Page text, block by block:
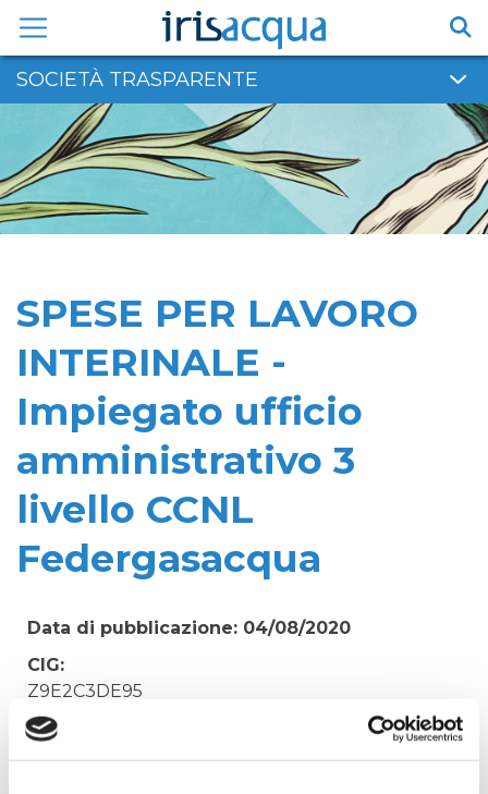
contenuto
SOCIETÀ TRASPARENTE
SPESE PER LAVORO
INTERINALE -
Impiegato ufficio
amministrativo 3
livello CCNL
Federgasacqua
Data di pubblicazione: 04/08/2020
CIG:
Z9E2C3DE95
Struttura proponente: